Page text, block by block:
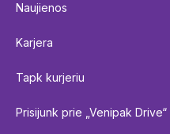
Naujienos
Karjera
Tapk kurjeriu
Prisijunk prie „Venipak Drive“